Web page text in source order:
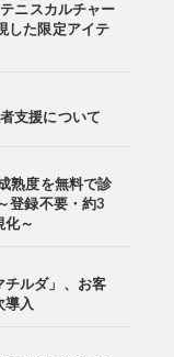
ニスカルチャー
した限定アイテ
支援について
熟度を無料で診
登録不要・約3
化～
チルダ」、お客
導入